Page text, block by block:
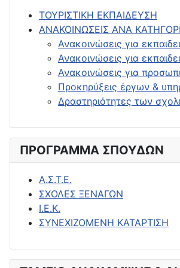
ΤΟΥΡΙΣΤΙΚΗ ΕΚΠΑΙΔΕΥΣΗ
ΑΝΑΚΟΙΝΩΣΕΙΣ ΑΝΑ
Ανακοινώσεις για
Ανακοινώσεις για
Ανακοινώσεις για
Προκηρύξεις έργων &
Δραστηριότητες των
ΠΡΟΓΡΑΜΜΑ ΣΠΟΥΔΩΝ
Α.Σ.Τ.Ε.
ΣΧΟΛΕΣ ΞΕΝΑΓΩΝ
Ι.Ε.Κ.
ΣΥΝΕΧΙΖΟΜΕΝΗ ΚΑΤΑΡΤΙΣΗ